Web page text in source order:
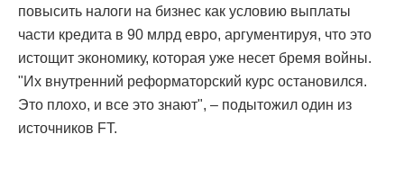
повысить налоги на бизнес как условию выплаты
части кредита в 90 млрд евро, аргументируя, что это
истощит экономику, которая уже несет бремя войны.
"Их внутренний реформаторский курс остановился.
Это плохо, и все это знают", – подытожил один из
источников FT.